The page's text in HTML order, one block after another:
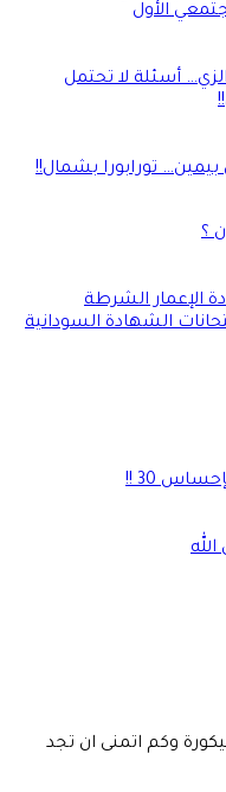
الأول
أسئلة لا تحتمل
تورابورا بشمال!!
؟
الإعمار الشرطة
الشهادة السودانية
وكم اتمنى ان تجد